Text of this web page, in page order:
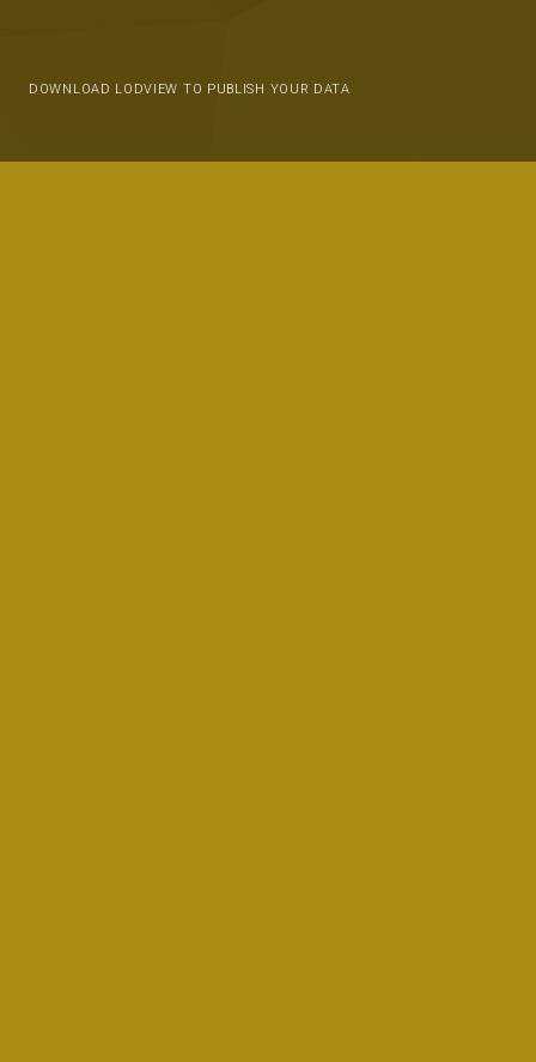
DOWNLOAD LODVIEW TO PUBLISH YOUR DATA